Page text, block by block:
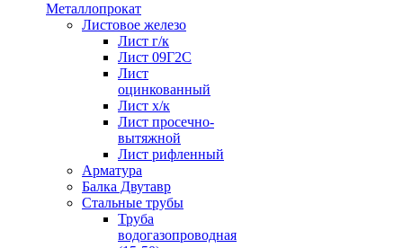
Металлопрокат
Листовое железо
Лист г/к
Лист 09Г2С
Лист
оцинкованный
Лист х/к
Лист просечно-
вытяжной
Лист рифленный
Арматура
Балка Двутавр
Стальные трубы
Труба
водогазопроводная